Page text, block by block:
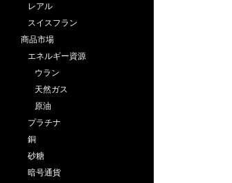
レアル
スイスフラン
商品市場
エネルギー資源
ウラン
天然ガス
原油
プラチナ
銅
砂糖
暗号通貨